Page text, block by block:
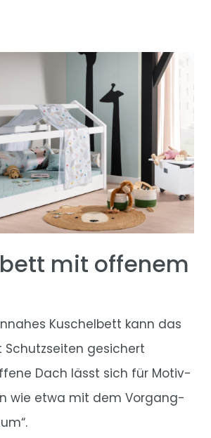
mit offenem
Kuschelbett kann das
Schutzseiten gesichert
Dach lässt sich für Motiv-
wie etwa mit dem Vorgang-